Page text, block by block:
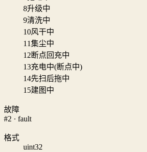
8升级中
9清洗中
10风干中
11集尘中
12断点回充中
13充电中(断点中)
14先扫后拖中
15建图中
故障
#2 · fault
格式
uint32